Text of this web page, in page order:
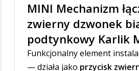
MINI Mechanizm
zwierny dzwonek
podtynkowy Karlik
Funkcjonalny element
— działa jako przycisk